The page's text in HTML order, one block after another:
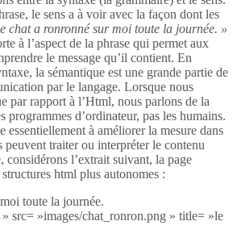
le sens a à voir avec la façon dont les
chat a ronronné sur moi toute la journée. »
à l’aspect de la phrase qui permet aux
le message qu’il contient. En
la sémantique est une grande partie de
par le langage. Lorsque nous
par rapport à l’Html, nous parlons de la
programmes d’ordinateur, pas les humains.
essentiellement à améliorer la mesure dans
peuvent traiter ou interpréter le contenu
considérons l’extrait suivant, la page
html plus autonomes :
toute la journée.
src= »images/chat_ronron.png » title= »le